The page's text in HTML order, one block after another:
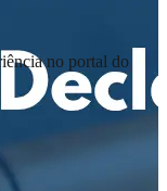
no portal do